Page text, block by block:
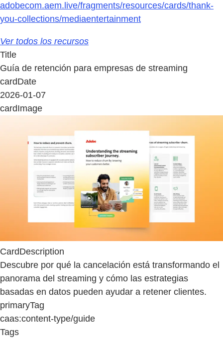
adobecom.aem.live/fragments/resources/cards/thank-
you-collections/mediaentertainment
Ver todos los recursos
Title
Guía de retención para empresas de streaming
cardDate
2026-01-07
cardImage
CardDescription
Descubre por qué la cancelación está transformando el
panorama del streaming y cómo las estrategias
basadas en datos pueden ayudar a retener clientes.
primaryTag
caas:content-type/guide
Tags